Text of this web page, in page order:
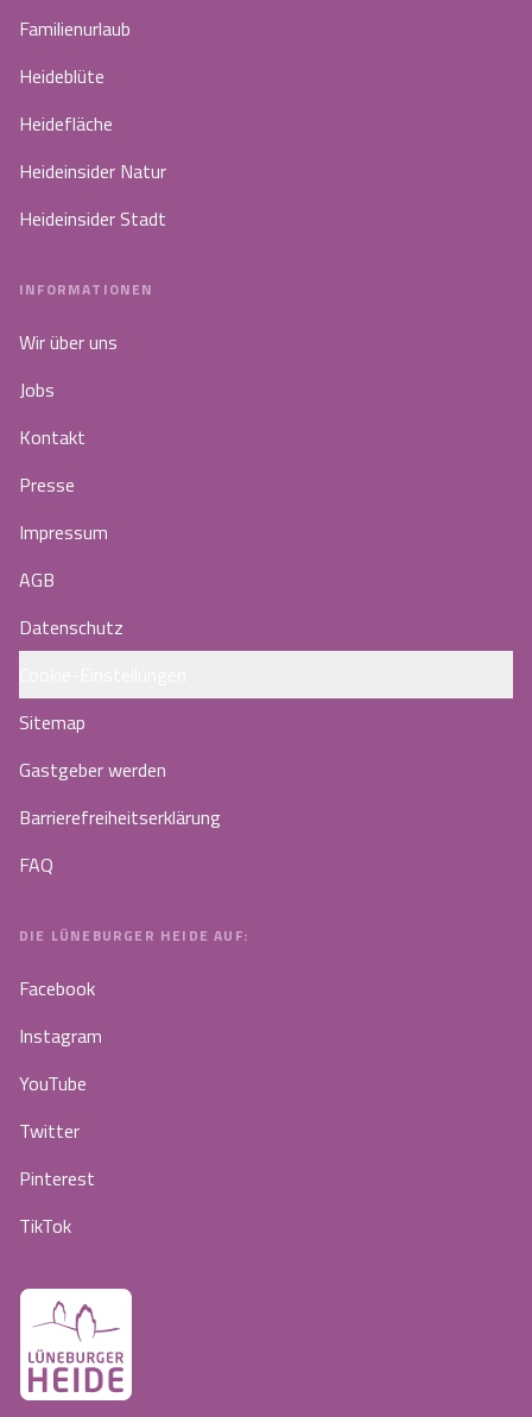
Familienurlaub
Heideblüte
Heidefläche
Heideinsider Natur
Heideinsider Stadt
INFORMATIONEN
Wir über uns
Jobs
Kontakt
Presse
Impressum
AGB
Datenschutz
Sitemap
Gastgeber werden
Barrierefreiheitserklärung
FAQ
DIE LÜNEBURGER HEIDE AUF:
Facebook
Instagram
YouTube
Twitter
Pinterest
TikTok